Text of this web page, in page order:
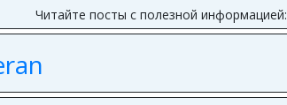
Читайте посты с полезной информацией: